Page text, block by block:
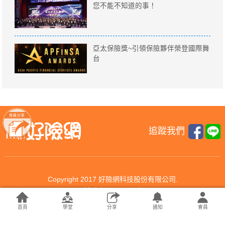
您不能不知道的事！
亞太保險獎~引領保險夥伴榮登國際舞
台
追蹤我們
Copyright 2017 好險網科技股份有限公司.
All rights reserved.